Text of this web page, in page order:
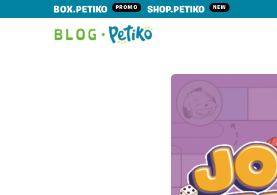
BOX.PETIKO PROMO SHOP.PETIKO NEW